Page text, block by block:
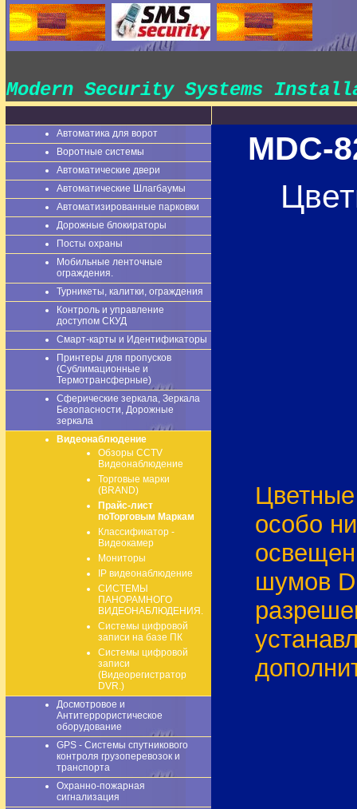
Modern Security Systems
Автоматика для ворот
Воротные системы
Автоматические двери
Автоматические Шлагбаумы
Автоматизированные парковки
Дорожные блокираторы
Посты охраны
Мобильные ленточные
ограждения.
Турникеты, калитки, ограждения
Контроль и управление
доступом СКУД
Смарт-карты и Идентификаторы
Принтеры для пропусков
(Сублимационные и
Термотрансферные)
Сферические зеркала, Зеркала
Безопасности, Дорожные
зеркала
Видеонаблюдение
Обзоры CCTV
Видеонаблюдение
Торговые марки
(BRAND)
Прайс-лист
поТорговым Маркам
Классификатор -
Видеокамер
Мониторы
IP видеонаблюдение
СИСТЕМЫ
ПАНОРАМНОГО
ВИДЕОНАБЛЮДЕНИЯ.
Системы цифровой
записи на базе ПК
Системы цифровой
записи
(Видеорегистратор
DVR.)
Досмотровое и
Антитеррористическое
оборудование
GPS - Системы спутникового
контроля грузоперевозок и
транспорта
Охранно-пожарная
сигнализация
MDC-
особо
шумов